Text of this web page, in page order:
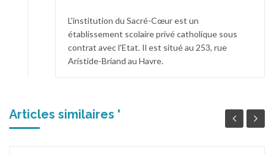
L'institution du Sacré-Cœur est un
établissement scolaire privé catholique sous
contrat avec l'Etat. Il est situé au 253, rue
Aristide-Briand au Havre.
Articles similaires '